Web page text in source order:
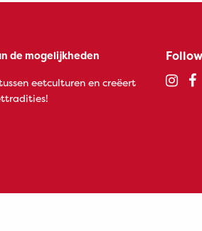
de mogelijkheden
eetculturen en creëert